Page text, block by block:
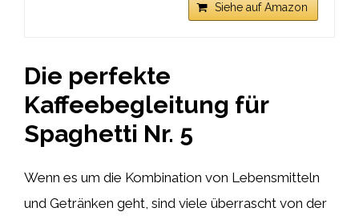
Siehe auf Amazon
Die perfekte
Kaffeebegleitung für
Spaghetti Nr. 5
Wenn es um die Kombination von Lebensmitteln
und Getränken geht, sind viele überrascht von der